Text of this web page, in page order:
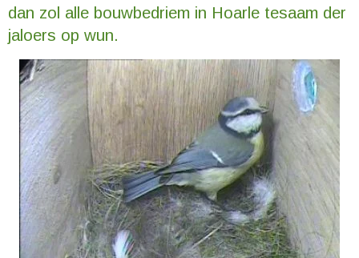
dan zol alle bouwbedriem in Hoarle tesaam der
jaloers op wun.